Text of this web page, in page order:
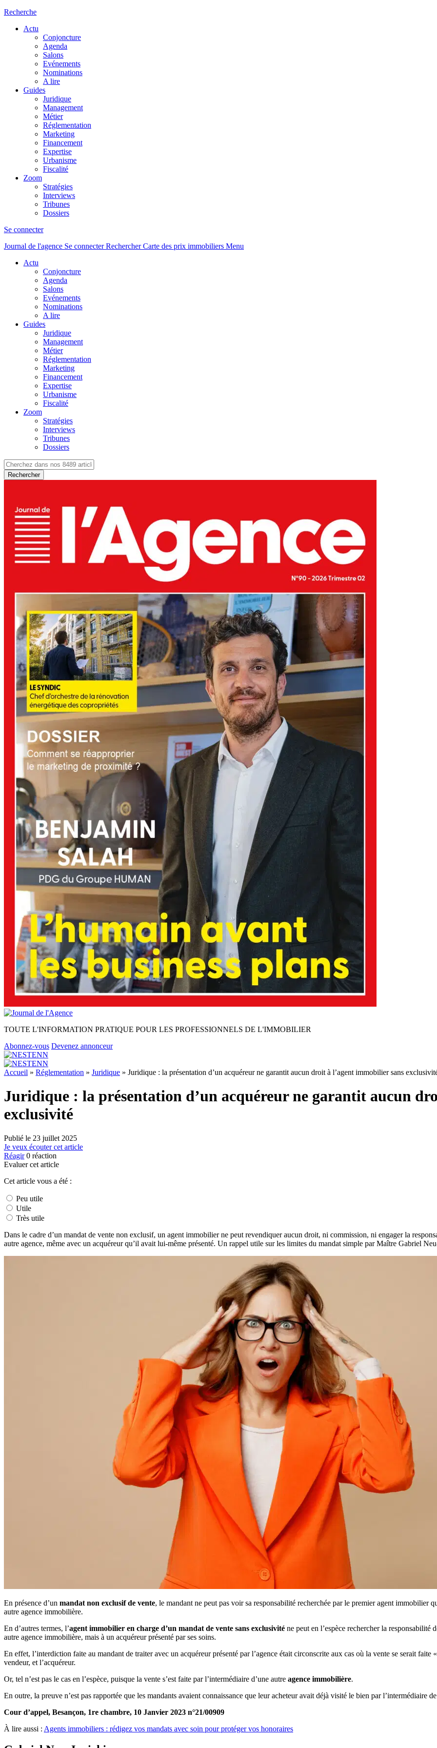
Recherche
Actu
Conjoncture
Agenda
Salons
Evénements
Nominations
A lire
Guides
Juridique
Management
Métier
Réglementation
Marketing
Financement
Expertise
Urbanisme
Fiscalité
Zoom
Stratégies
Interviews
Tribunes
Dossiers
Se connecter
Journal de l'agence Se connecterRechercher Carte des prix immobiliers Menu
Actu
Conjoncture
Agenda
Salons
Evénements
Nominations
A lire
Guides
Juridique
Management
Métier
Réglementation
Marketing
Financement
Expertise
Urbanisme
Fiscalité
Zoom
Stratégies
Interviews
Tribunes
Dossiers
Rechercher
TOUTE L'INFORMATION PRATIQUE POUR LES PROFESSIONNELS DE L'IMMOBILIER
Abonnez-vous Devenez annonceur
Accueil » Réglementation » Juridique » Juridique : la présentation d’un acquéreur ne garantit aucun droit à l’agent immobilier sans
Juridique : la présentation d’un acquéreur ne garantit aucun
exclusivité
Publié le 23 juillet 2025
Je veux écouter cet article
Réagir 0 réaction
Evaluer cet article
Cet article vous a été :
Peu utile
Utile
Très utile
Dans le cadre d’un mandat de vente non exclusif, un agent immobilier ne peut revendiquer aucun droit, ni commission, ni engager la
autre agence, même avec un acquéreur qu’il avait lui-même présenté. Un rappel utile sur les limites du mandat simple par Maître Gabriel
En présence d’un mandat non exclusif de vente, le mandant ne peut pas voir sa responsabilité recherchée par le premier agent immobilier
autre agence immobilière.
En d’autres termes, l’agent immobilier en charge d’un mandat de vente sans exclusivité ne peut en l’espèce rechercher la responsabilité
autre agence immobilière, mais à un acquéreur présenté par ses soins.
En effet, l’interdiction faite au mandant de traiter avec un acquéreur présenté par l’agence était circonscrite aux cas où la vente se serait faite
vendeur, et l’acquéreur.
Or, tel n’est pas le cas en l’espèce, puisque la vente s’est faite par l’intermédiaire d’une autre agence immobilière.
En outre, la preuve n’est pas rapportée que les mandants avaient connaissance que leur acheteur avait déjà visité le bien par l’intermédiaire
Cour d’appel, Besançon, 1re chambre, 10 Janvier 2023 n°21/00909
À lire aussi : Agents immobiliers : rédigez vos mandats avec soin pour protéger vos honoraires